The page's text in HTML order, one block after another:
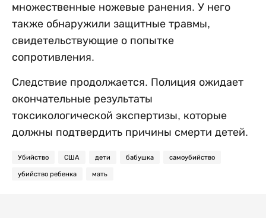
множественные ножевые ранения. У него
также обнаружили защитные травмы,
свидетельствующие о попытке
сопротивления.
Следствие продолжается. Полиция ожидает
окончательные результаты
токсикологической экспертизы, которые
должны подтвердить причины смерти детей.
Убийство США дети бабушка самоубийство
убийство ребенка мать